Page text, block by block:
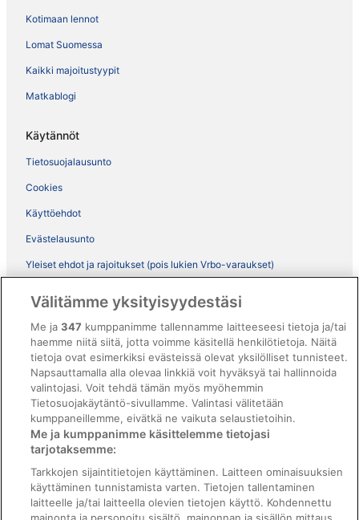
Kotimaan lennot
Lomat Suomessa
Kaikki majoitustyypit
Matkablogi
Käytännöt
Tietosuojalausunto
Cookies
Käyttöehdot
Evästelausunto
Yleiset ehdot ja rajoitukset (pois lukien Vrbo-varaukset)
ebookers BONUS+ -ohjelman ehdot
Oikeudelliset tiedot / ota meihin yhteyttä
Sisältövaatimukset ja ilmoituksen tekeminen sisällöstä
Tuki
Ota yhteyttä
Varauksen muuttaminen tai peruuttaminen
Varaa lento lentoyhtiön hyvityskupongeilla
Välitämme yksityisyydestäsi
Me ja347 kumppanimme tallennamme laitteeseesi tietoja ja/tai
haemme niitä siitä, jotta voimme käsitellä henkilötietoja. Näitä
tietoja ovat esimerkiksi evästeissä olevat yksilölliset tunnisteet.
Napsauttamalla alla olevaa linkkiä voit hyväksyä tai hallinnoida
valintojasi. Voit tehdä tämän myös myöhemmin
Tietosuojakäytäntö-sivullamme. Valintasi välitetään
kumppaneillemme, eivätkä ne vaikuta selaustietoihin.
Me ja kumppanimme käsittelemme tietojasi
tarjotaksemme:
Tarkkojen sijaintitietojen käyttäminen. Laitteen ominaisuuksien
käyttäminen tunnistamista varten. Tietojen tallentaminen
laitteelle ja/tai laitteella olevien tietojen käyttö. Kohdennettu